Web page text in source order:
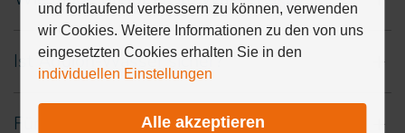
Ist Aquion-Wasser sicher?
Für wen ist Aquion-Wasser geeignet?
um
durch
die
Optionen
navigieren.
und fortlaufend verbessern zu können, verwenden
wir Cookies. Weitere Informationen zu den von uns
eingesetzten Cookies erhalten Sie in den
individuellen Einstellungen
Alle akzeptieren